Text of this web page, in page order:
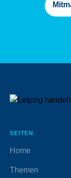
SEITEN
Home
Themen